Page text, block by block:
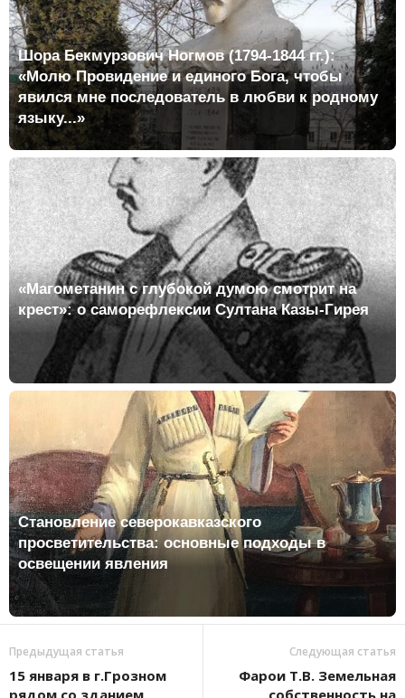
Шора Бекмурзович Ногмов (1794-1844 гг.):
«Молю Провидение и единого Бога, чтобы
явился мне последователь в любви к родному
языку...»
«Магометанин с глубокой думою смотрит на
крест»: о саморефлексии Султана Казы-Гирея
Становление северокавказского
просветительства: основные подходы в
освещении явления
Предыдущая статья
15 января в г.Грозном
рядом со зданием
Следующая статья
Фарои Т.В. Земельная
собственность на